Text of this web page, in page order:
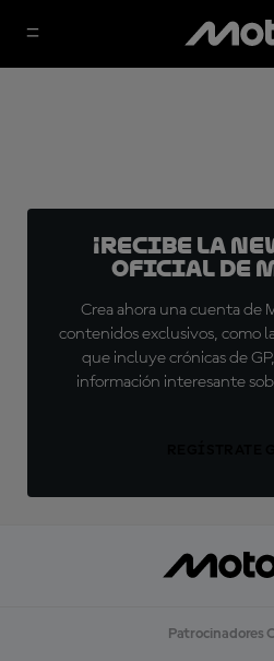
¡Recibe la
oficial de
Crea ahora una cuenta de
contenidos exclusivos, como
que incluye crónicas de
información interesante
Patrocinadores